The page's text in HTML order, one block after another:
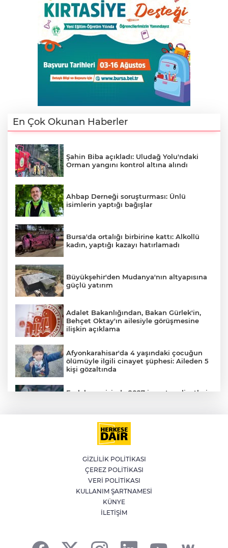
En Çok Okunan Haberler
Şahin Biba açıkladı: Uludağ Yolu'ndaki
Orman yangını kontrol altına alındı
Ahbap Derneği soruşturması: Ünlü
isimlerin yaptığı bağışlar
Bursa'da ortalığı birbirine kattı: Alkollü
kadın, yaptığı kazayı hatırlamadı
Büyükşehir'den Mudanya'nın altyapısına
güçlü yatırım
Adalet Bakanlığından, Bakan Gürlek'in,
Behçet Oktay'ın ailesiyle görüşmesine
ilişkin açıklama
Afyonkarahisar'da 4 yaşındaki çocuğun
ölümüyle ilgili cinayet şüphesi: Aileden 5
kişi gözaltında
Emlak vergisinde 2027 inşaat maliyetleri
YILDIRIM’DA ÇOCUKLAR SPORLA
BÜYÜYOR
Bursa'da İznik Gölü'ne düşen bir kişi
hayatını kaybetti
İstanbul'da suç örgütüne operasyon: 12
GİZLİLİK POLİTİKASI
ÇEREZ POLİTİKASI
VERİ POLİTİKASI
KULLANIM ŞARTNAMESİ
KÜNYE
İLETİŞİM